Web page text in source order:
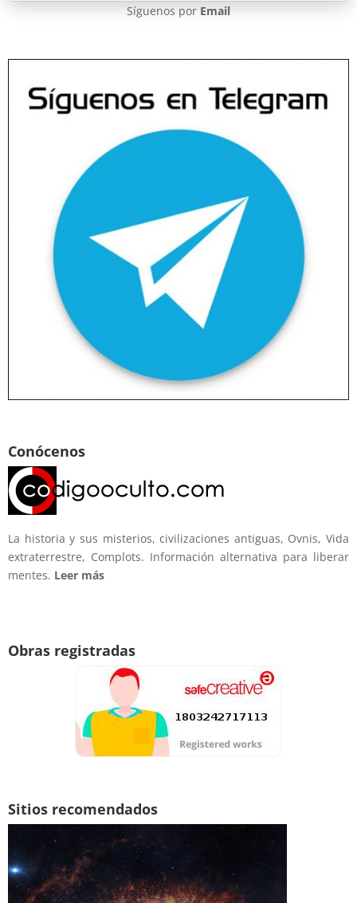
Síguenos por Email
Conócenos
La historia y sus misterios, civilizaciones antiguas, Ovnis, Vida
extraterrestre, Complots. Información alternativa para liberar
mentes. Leer más
Obras registradas
Sitios recomendados